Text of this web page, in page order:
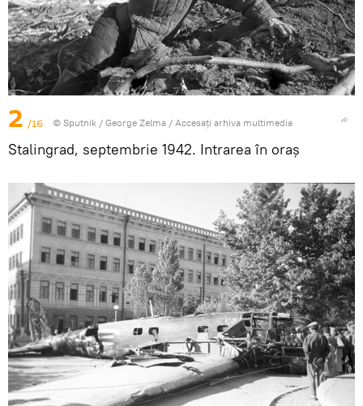
2 /16 © Sputnik / George Zelma / Accesați arhiva multimedia
Stalingrad, septembrie 1942. Intrarea în oraș